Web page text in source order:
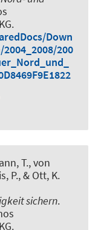
Down
200
T., von
P., & Ott, K.
sichern.